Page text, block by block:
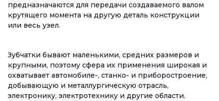
предназначаются для передачи создаваемого валом
крутящего момента на другую деталь конструкции
или весь узел.
Зубчатки бывают маленькими, средних размеров и
крупными, поэтому сфера их применения широкая и
охватывает автомобиле-, станко- и приборостроение,
добывающую и металлургическую отрасль,
электронику, электротехнику и другие области.